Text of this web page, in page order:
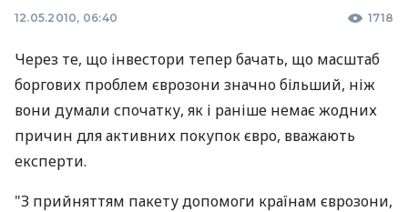
12.05.2010, 06:40 1718
Через те, що інвестори тепер бачать, що масштаб
боргових проблем єврозони значно більший, ніж
вони думали спочатку, як і раніше немає жодних
причин для активних покупок євро, вважають
експерти.
"З прийняттям пакету допомоги країнам єврозони,